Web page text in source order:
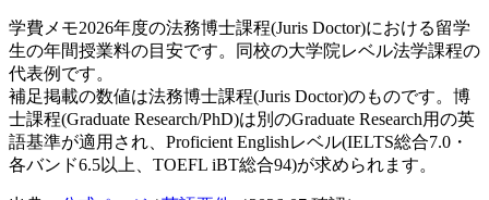
学費メモ2026年度の法務博士課程(Juris Doctor)における留学
生の年間授業料の目安です。同校の大学院レベル法学課程の
代表例です。
補足掲載の数値は法務博士課程(Juris Doctor)のものです。博
士課程(Graduate Research/PhD)は別のGraduate Research用の英
語基準が適用され、Proficient Englishレベル(IELTS総合7.0・
各バンド6.5以上、TOEFL iBT総合94)が求められます。